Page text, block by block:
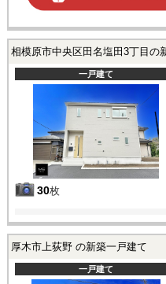
相模原市中央区田名塩田3丁目の
一戸建て
30枚
厚木市上荻野 の新築一戸建て
一戸建て